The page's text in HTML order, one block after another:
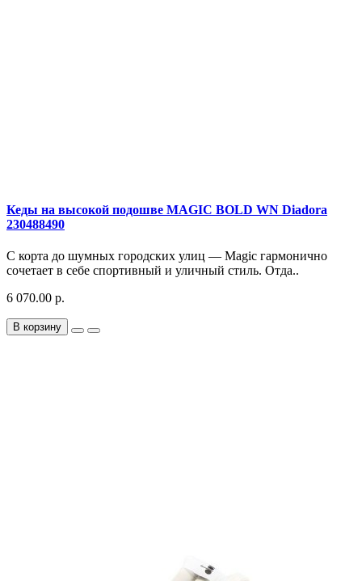
Кеды на высокой подошве MAGIC BOLD WN Diadora
230488490
С корта до шумных городских улиц — Magic гармонично
сочетает в себе спортивный и уличный стиль. Отда..
6 070.00 р.
В корзину